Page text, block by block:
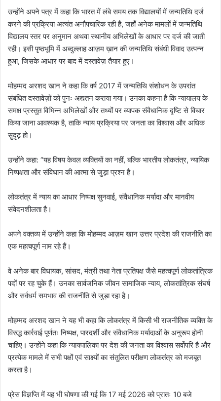
उन्होंने अपने पत्र में कहा कि भारत में लंबे समय तक विद्यालयों में जन्मतिथि दर्ज
करने की प्रक्रिया अत्यंत अनौपचारिक रही है, जहाँ अनेक मामलों में जन्मतिथि
विद्यालय स्तर पर अनुमान अथवा स्थानीय अभिलेखों के आधार पर दर्ज की जाती
रही। इसी पृष्ठभूमि में अब्दुल्लाह आज़म ख़ान की जन्मतिथि संबंधी विवाद उत्पन्न
हुआ, जिसके आधार पर बाद में दस्तावेज़ तैयार हुए।
मोहम्मद अरशद खान ने कहा कि वर्ष 2017 में जन्मतिथि संशोधन के उपरांत
संबंधित दस्तावेज़ों को पुनः अद्यतन कराया गया। उनका कहना है कि न्यायालय के
समक्ष प्रस्तुत विभिन्न अभिलेखों और तथ्यों पर व्यापक संवैधानिक दृष्टि से विचार
किया जाना आवश्यक है, ताकि न्याय प्रक्रिया पर जनता का विश्वास और अधिक
सुदृढ़ हो।
उन्होंने कहा: “यह विषय केवल व्यक्तियों का नहीं, बल्कि भारतीय लोकतंत्र, न्यायिक
निष्पक्षता और संविधान की आत्मा से जुड़ा प्रश्न है।
लोकतंत्र में न्याय का आधार निष्पक्ष सुनवाई, संवैधानिक मर्यादा और मानवीय
संवेदनशीलता है।
अपने वक्तव्य में उन्होंने कहा कि मोहम्मद आज़म खान उत्तर प्रदेश की राजनीति का
एक महत्वपूर्ण नाम रहे हैं।
वे अनेक बार विधायक, सांसद, मंत्री तथा नेता प्रतिपक्ष जैसे महत्वपूर्ण लोकतांत्रिक
पदों पर रह चुके हैं। उनका सार्वजनिक जीवन सामाजिक न्याय, लोकतांत्रिक संघर्ष
और सर्वधर्म समभाव की राजनीति से जुड़ा रहा है।
मोहम्मद अरशद खान ने यह भी कहा कि लोकतंत्र में किसी भी राजनीतिक व्यक्ति के
विरुद्ध कार्रवाई पूर्णतः निष्पक्ष, पारदर्शी और संवैधानिक मर्यादाओं के अनुरूप होनी
चाहिए। उन्होंने कहा कि न्यायपालिका पर देश की जनता का विश्वास सर्वोपरि है और
प्रत्येक मामले में सभी पक्षों एवं साक्ष्यों का संतुलित परीक्षण लोकतंत्र को मजबूत
करता है।
प्रेस विज्ञप्ति में यह भी घोषणा की गई कि 17 मई 2026 को प्रातः 10 बजे